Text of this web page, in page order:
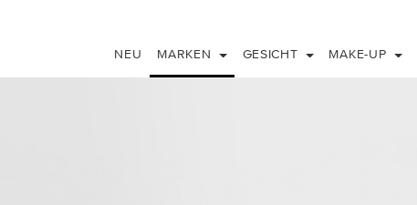
NEU MARKEN GESICHT MAKE-UP